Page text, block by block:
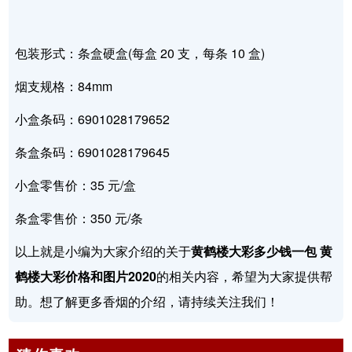
包装形式：条盒硬盒(每盒 20 支，每条 10 盒)
烟支规格：84mm
小盒条码：6901028179652
条盒条码：6901028179645
小盒零售价：35 元/盒
条盒零售价：350 元/条
以上就是小编为大家介绍的关于黄鹤楼大彩多少钱一包 黄
鹤楼大彩价格和图片2020的相关内容，希望为大家提供帮
助。想了解更多香烟的介绍，请持续关注我们！